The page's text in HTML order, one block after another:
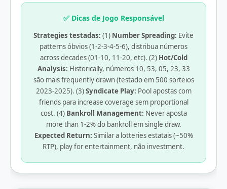
✅ Dicas de Jogo Responsável
Strategies testadas: (1) Number Spreading: Evite
patterns óbvios (1-2-3-4-5-6), distribua números
across decades (01-10, 11-20, etc). (2) Hot/Cold
Analysis: Historically, números 10, 53, 05, 23, 33
são mais frequently drawn (testado em 500 sorteios
2023-2025). (3)Syndicate Play: Pool apostas com
friends para increase coverage sem proportional
cost. (4) Bankroll Management: Never aposta
more than 1-2% do bankroll em single draw.
Expected Return: Similar a lotteries estatais (~50%
RTP), play for entertainment, não investment.